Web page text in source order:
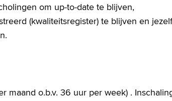
om up-to-date te blijven,
(kwaliteitsregister) te blijven en jezelf
maand o.b.v. 36 uur per week) .